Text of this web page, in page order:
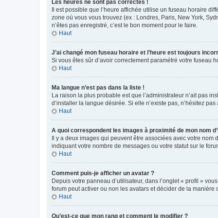
Les heures ne sont pas correctes !
Il est possible que l’heure affichée utilise un fuseau horaire
zone où vous vous trouvez (ex : Londres, Paris, New York,
n’êtes pas enregistré, c’est le bon moment pour le faire.
Haut
J’ai changé mon fuseau horaire et l’heure est toujours
Si vous êtes sûr d’avoir correctement paramétré votre fuseau
Haut
Ma langue n’est pas dans la liste !
La raison la plus probable est que l’administrateur n’ait pas
d’installer la langue désirée. Si elle n’existe pas, n’hésitez
Haut
A quoi correspondent les images à proximité de mon nom
Il y a deux images qui peuvent être associées avec votre nom
indiquant votre nombre de messages ou votre statut sur le
Haut
Comment puis-je afficher un avatar ?
Depuis votre panneau d’utilisateur, dans l’onglet « profil »
forum peut activer ou non les avatars et décider de la
Haut
Qu’est-ce que mon rang et comment le modifier ?